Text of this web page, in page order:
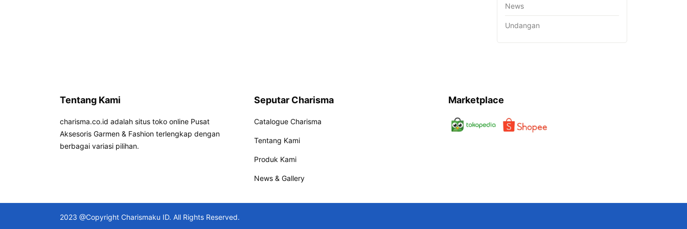
News
Undangan
Tentang Kami
charisma.co.id adalah situs toko online Pusat
Aksesoris Garmen & Fashion terlengkap dengan
berbagai variasi pilihan.
Seputar Charisma
Catalogue Charisma
Tentang Kami
Produk Kami
News & Gallery
Marketplace
2023 @Copyright Charismaku ID. All Rights Reserved.